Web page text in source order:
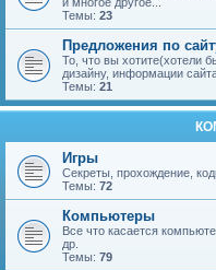
Темы: 23
Предложения по
То, что вы хотите(хотели
дизайну, информации
Темы: 21
Игры
Секреты, прохождение,
Темы: 72
Компьютеры
Все что касается
др.
Темы: 79